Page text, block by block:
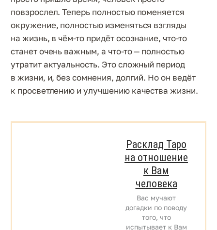
повзрослел. Теперь полностью поменяется
окружение, полностью изменяться взгляды
на жизнь, в чём-то придёт осознание, что-то
станет очень важным, а что-то — полностью
утратит актуальность. Это сложный период
в жизни, и, без сомнения, долгий. Но он ведёт
к просветлению и улучшению качества жизни.
Расклад Таро
на отношение
к Вам
человека
Вас мучают
догадки по поводу
того, что
испытывает к Вам